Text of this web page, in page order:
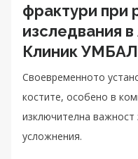
фрактури при
изследвания
Клиник
Своевременното
костите, особено в
изключителна важност
усложнения.